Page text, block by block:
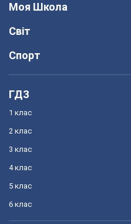
Моя Школа
Світ
Спорт
ГДЗ
1 клас
2 клас
3 клас
4 клас
5 клас
6 клас